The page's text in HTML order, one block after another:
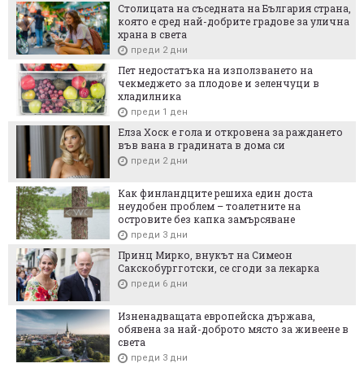
Столицата на съседната на България страна,
която е сред най-добрите градове за улична
храна в света
преди 2 дни
Пет недостатъка на използването на
чекмеджето за плодове и зеленчуци в
хладилника
преди 1 ден
Елза Хоск е гола и откровена за раждането
във вана в градината в дома си
преди 2 дни
Как финландците решиха един доста
неудобен проблем – тоалетните на
островите без капка замърсяване
преди 3 дни
Принц Мирко, внукът на Симеон
Сакскобургготски, се сгоди за лекарка
преди 6 дни
Изненадващата европейска държава,
обявена за най-доброто място за живеене в
света
преди 3 дни